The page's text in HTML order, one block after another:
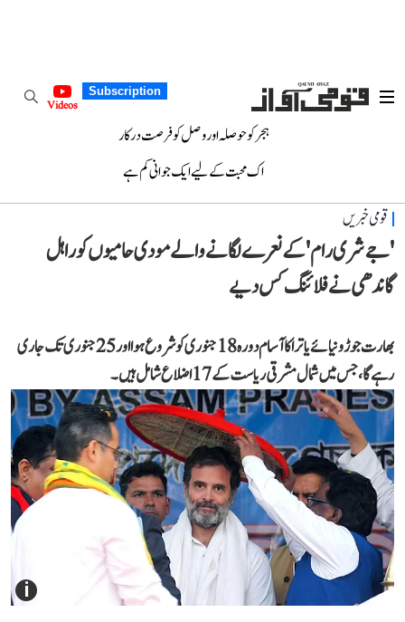
Subscription
Videos
ہجر کو حوصلہ اور وصل کو فرصت درکار
اک محبت کے لیے ایک جوانی کم ہے
قومی خبریں
'جے شری رام' کے نعرے لگانے والے مودی حامیوں کو راہل
گاندھی نے فلائنگ کس دیے
بھارت جوڑو نیائے یاترا کا آسام دورہ 18 جنوری کو شروع ہوا اور 25 جنوری تک جاری
رہے گا، جس میں شمال مشرقی ریاست کے 17 اضلاع شامل ہیں۔
i